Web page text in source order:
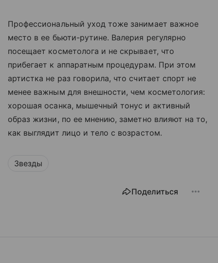
Профессиональный уход тоже занимает важное
место в ее бьюти-рутине. Валерия регулярно
посещает косметолога и не скрывает, что
прибегает к аппаратным процедурам. При этом
артистка не раз говорила, что считает спорт не
менее важным для внешности, чем косметология:
хорошая осанка, мышечный тонус и активный
образ жизни, по ее мнению, заметно влияют на то,
как выглядит лицо и тело с возрастом.
Звезды
Поделиться